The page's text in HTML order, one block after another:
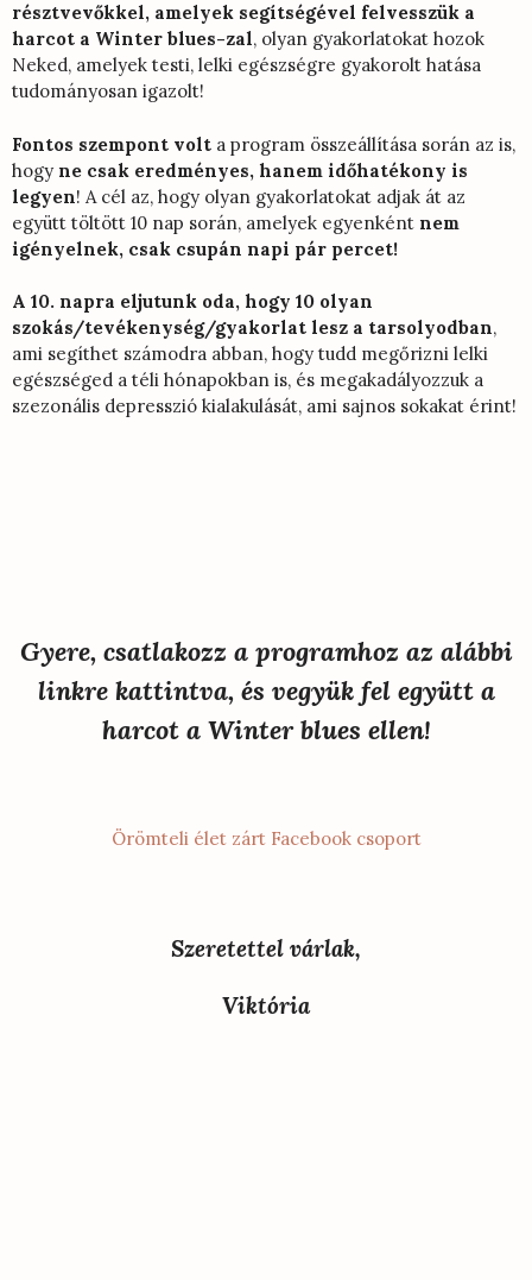
résztvevőkkel, amelyek segítségével felvesszük a
harcot a Winter blues-zal, olyan gyakorlatokat hozok
Neked, amelyek testi, lelki egészségre gyakorolt hatása
tudományosan igazolt!
Fontos szempont volt a program összeállítása során az is,
hogy ne csak eredményes, hanem időhatékony is
legyen! A cél az, hogy olyan gyakorlatokat adjak át az
együtt töltött 10 nap során, amelyek egyenként nem
igényelnek, csak csupán napi pár percet!
A 10. napra eljutunk oda, hogy 10 olyan
szokás/tevékenység/gyakorlat lesz a tarsolyodban,
ami segíthet számodra abban, hogy tudd megőrizni lelki
egészséged a téli hónapokban is, és megakadályozzuk a
szezonális depresszió kialakulását, ami sajnos sokakat érint!
Gyere, csatlakozz a programhoz az alábbi
linkre kattintva, és vegyük fel együtt a
harcot a Winter blues ellen!
Örömteli élet zárt Facebook csoport
Szeretettel várlak,
Viktória